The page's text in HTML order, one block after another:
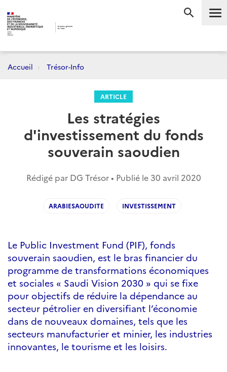
Accueil Trésor-Info
ARTICLE
Les stratégies
d'investissement du fonds
souverain saoudien
Rédigé par DG Trésor • Publié le 30 avril 2020
ARABIESAOUDITE INVESTISSEMENT
Le Public Investment Fund (PIF), fonds
souverain saoudien, est le bras financier du
programme de transformations économiques
et sociales « Saudi Vision 2030 » qui se fixe
pour objectifs de réduire la dépendance au
secteur pétrolier en diversifiant l’économie
dans de nouveaux domaines, tels que les
secteurs manufacturier et minier, les industries
innovantes, le tourisme et les loisirs.